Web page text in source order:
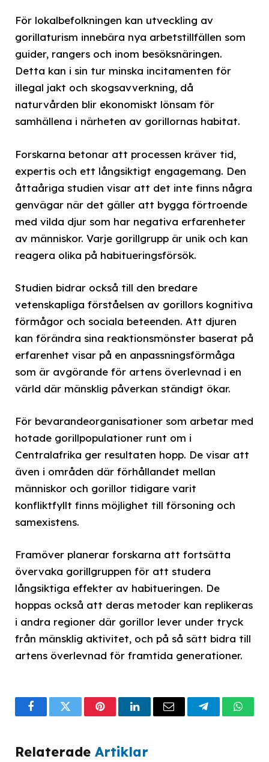
För lokalbefolkningen kan utveckling av
gorillaturism innebära nya arbetstillfällen som
guider, rangers och inom besöksnäringen.
Detta kan i sin tur minska incitamenten för
illegal jakt och skogsavverkning, då
naturvården blir ekonomiskt lönsam för
samhällena i närheten av gorillornas habitat.
Forskarna betonar att processen kräver tid,
expertis och ett långsiktigt engagemang. Den
åttaåriga studien visar att det inte finns några
genvägar när det gäller att bygga förtroende
med vilda djur som har negativa erfarenheter
av människor. Varje gorillgrupp är unik och kan
reagera olika på habitueringsförsök.
Studien bidrar också till den bredare
vetenskapliga förståelsen av gorillors kognitiva
förmågor och sociala beteenden. Att djuren
kan förändra sina reaktionsmönster baserat på
erfarenhet visar på en anpassningsförmåga
som är avgörande för artens överlevnad i en
värld där mänsklig påverkan ständigt ökar.
För bevarandeorganisationer som arbetar med
hotade gorillpopulationer runt om i
Centralafrika ger resultaten hopp. De visar att
även i områden där förhållandet mellan
människor och gorillor tidigare varit
konfliktfyllt finns möjlighet till försoning och
samexistens.
Framöver planerar forskarna att fortsätta
övervaka gorillgruppen för att studera
långsiktiga effekter av habitueringen. De
hoppas också att deras metoder kan replikeras
i andra regioner där gorillor lever under tryck
från mänsklig aktivitet, och på så sätt bidra till
artens överlevnad för framtida generationer.
FacebookTwitterPinterestLinkedInEmail Telegram
Relaterade Artiklar